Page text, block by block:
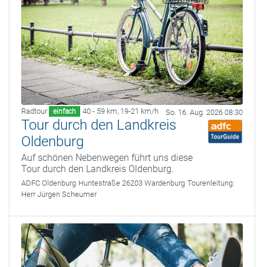
Radtour einfach 40 - 59 km, 19-21 km/h So. 16. Aug. 2026 08:30
Tour durch den Landkreis
Oldenburg
Auf schönen Nebenwegen führt uns diese
Tour durch den Landkreis Oldenburg.
ADFC Oldenburg Huntestraße 26203 Wardenburg Tourenleitung:
Herr Jürgen Scheumer